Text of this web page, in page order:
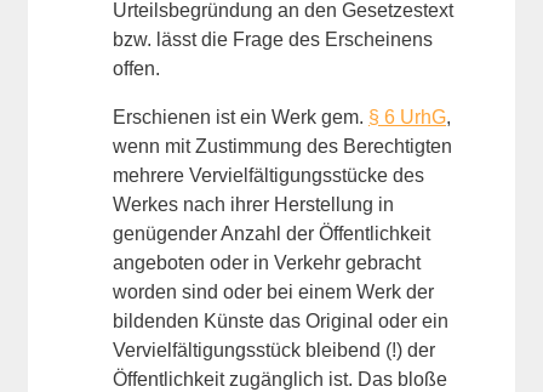
Urteilsbegründung an den Gesetzestext
bzw. lässt die Frage des Erscheinens
offen.
Erschienen ist ein Werk gem. § 6 UrhG,
wenn mit Zustimmung des Berechtigten
mehrere Vervielfältigungsstücke des
Werkes nach ihrer Herstellung in
genügender Anzahl der Öffentlichkeit
angeboten oder in Verkehr gebracht
worden sind oder bei einem Werk der
bildenden Künste das Original oder ein
Vervielfältigungsstück bleibend (!) der
Öffentlichkeit zugänglich ist. Das bloße